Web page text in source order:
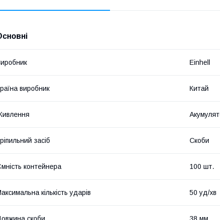
Einhell
виробник Китай
засіб Скоби
контейнера 100 шт.
кількість ударів 50 уд/хв